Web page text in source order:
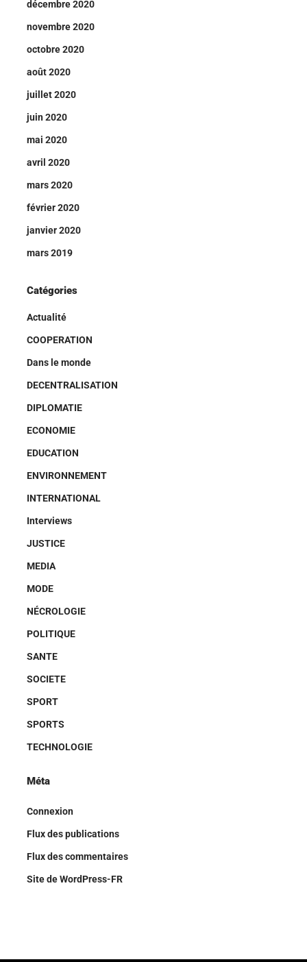
décembre 2020
novembre 2020
octobre 2020
août 2020
juillet 2020
juin 2020
mai 2020
avril 2020
mars 2020
février 2020
janvier 2020
mars 2019
Catégories
Actualité
COOPERATION
Dans le monde
DECENTRALISATION
DIPLOMATIE
ECONOMIE
EDUCATION
ENVIRONNEMENT
INTERNATIONAL
Interviews
JUSTICE
MEDIA
MODE
NÉCROLOGIE
POLITIQUE
SANTE
SOCIETE
SPORT
SPORTS
TECHNOLOGIE
Méta
Connexion
Flux des publications
Flux des commentaires
Site de WordPress-FR